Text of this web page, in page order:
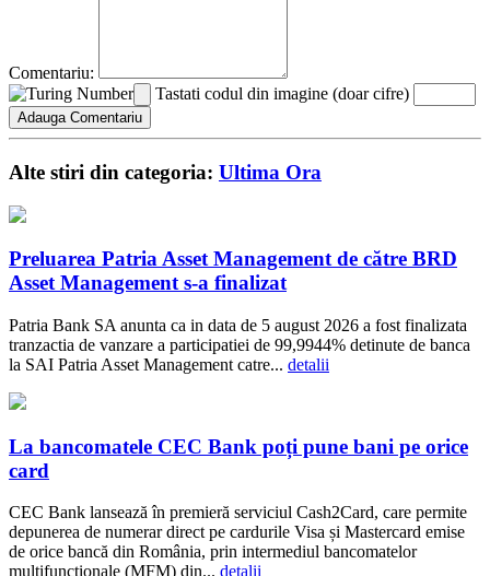
Comentariu:
Tastati codul din imagine (doar cifre)
Alte stiri din categoria: Ultima Ora
Preluarea Patria Asset Management de către BRD
Asset Management s-a finalizat
Patria Bank SA anunta ca in data de 5 august 2026 a fost finalizata
tranzactia de vanzare a participatiei de 99,9944% detinute de banca
la SAI Patria Asset Management catre... detalii
La bancomatele CEC Bank poți pune bani pe orice
card
CEC Bank lansează în premieră serviciul Cash2Card, care permite
depunerea de numerar direct pe cardurile Visa și Mastercard emise
de orice bancă din România, prin intermediul bancomatelor
multifuncționale (MFM) din... detalii